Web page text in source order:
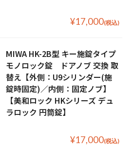
¥17,000(税込)
MIWA HK-2B型 キー施錠タイプ
モノロック錠 ドアノブ 交換 取
替え【外側：U9シリンダー(施
錠時固定)／内側：固定ノブ】
【美和ロック HKシリーズ デュ
ラロック 円筒錠】
¥17,000(税込)